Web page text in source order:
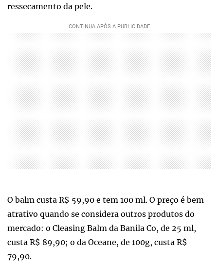
ressecamento da pele.
O balm custa R$ 59,90 e tem 100 ml. O preço é bem
atrativo quando se considera outros produtos do
mercado: o Cleasing Balm da Banila Co, de 25 ml,
custa R$ 89,90; o da Oceane, de 100g, custa R$
79,90.